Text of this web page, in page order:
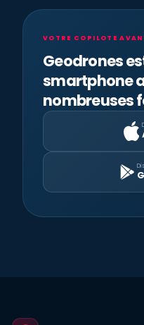
VOTRE COPILOTE
Geodrones
smartphone
nombreuses